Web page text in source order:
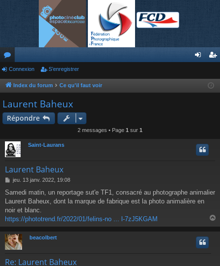
or
u
m
s
nr
Connexion S’enregistrer
Index du forum Ce qu'il faut voir
Laurent Baheux
Répondre
2 messages • Page 1 sur 1
Saint-Laurans
Laurent Baheux
M
s
s
a
g
e
jeu. 13 janv. 2022, 19:08
Samedi matin, un reportage sut'e TF1, consacré au photographe animalier
Laurent Baheux, dont la marque de fabrique est la photo animalière en
noir et blanc.
https://phototrend.fr/2022/01/felins-no ... l-7zJ5KGAM
a
beacolbert
Re: Laurent Baheux